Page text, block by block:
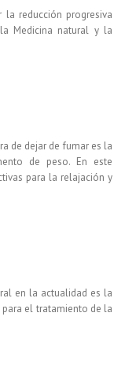
reducción progresiva
Medicina natural y la
de dejar de fumar es la
de peso. En este
para la relajación y
en la actualidad es la
para el tratamiento de la